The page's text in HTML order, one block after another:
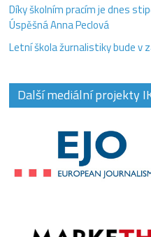
Díky školním pracím je dnes
Úspěšná Anna Peclová
Letní škola žurnalistiky bude v
Další mediální projekty